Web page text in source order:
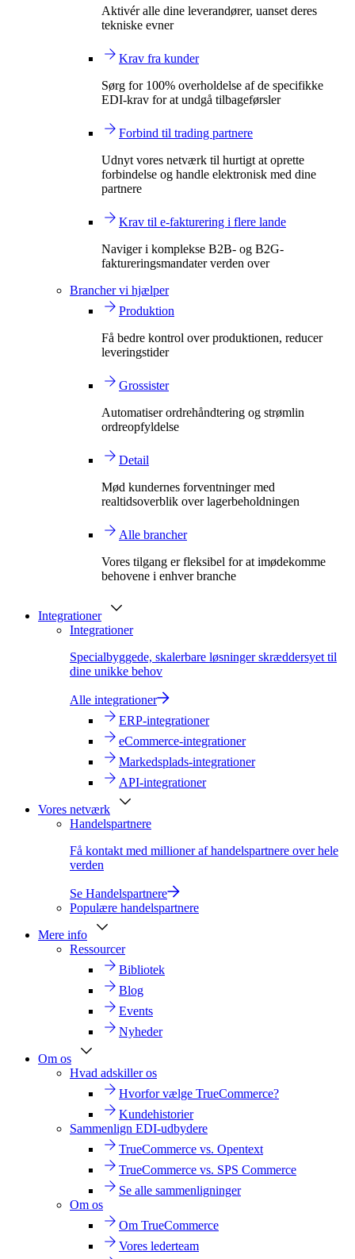
Aktivér alle dine leverandører, uanset deres
tekniske evner
Krav fra kunder
Sørg for 100% overholdelse af de specifikke
EDI-krav for at undgå tilbageførsler
Forbind til trading partnere
Udnyt vores netværk til hurtigt at oprette
forbindelse og handle elektronisk med dine
partnere
Krav til e-fakturering i flere lande
Naviger i komplekse B2B- og B2G-
faktureringsmandater verden over
Brancher vi hjælper
Produktion
Få bedre kontrol over produktionen, reducer
leveringstider
Grossister
Automatiser ordrehåndtering og strømlin
ordreopfyldelse
Detail
Mød kundernes forventninger med
realtidsoverblik over lagerbeholdningen
Alle brancher
Vores tilgang er fleksibel for at imødekomme
behovene i enhver branche
Integrationer
Integrationer
Specialbyggede, skalerbare løsninger skræddersyet til
dine unikke behov
Alle integrationer
ERP-integrationer
eCommerce-integrationer
Markedsplads-integrationer
API-integrationer
Vores netværk
Handelspartnere
Få kontakt med millioner af handelspartnere over hele
verden
Se Handelspartnere
Populære handelspartnere
Mere info
Ressourcer
Bibliotek
Blog
Events
Nyheder
Om os
Hvad adskiller os
Hvorfor vælge TrueCommerce?
Kundehistorier
Sammenlign EDI-udbydere
TrueCommerce vs. Opentext
TrueCommerce vs. SPS Commerce
Se alle sammenligninger
Om os
Om TrueCommerce
Vores lederteam